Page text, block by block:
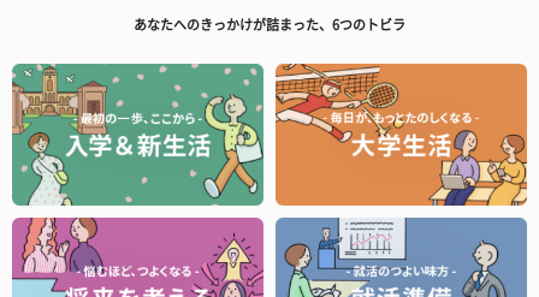
あなたへのきっかけが詰まった、6つのトビラ